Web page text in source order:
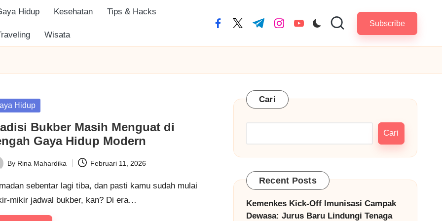
Hidup Kesehatan Tips & Hacks
Wisata
facebook.com
twitter.com
t.me instagram.com
youtube.com Subscribe
Hidup
Bukber Masih Menguat di
Gaya Hidup Modern
By Rina Mahardika Februari 11, 2026
sebentar lagi tiba, dan pasti kamu sudah mulai
mikir jadwal bukber, kan? Di era…
Cari
Cari
Recent Posts
Kemenkes Kick-Off Imunisasi Campak
Dewasa: Jurus Baru Lindungi Tenaga